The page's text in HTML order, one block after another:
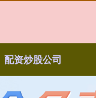
配资炒股公司